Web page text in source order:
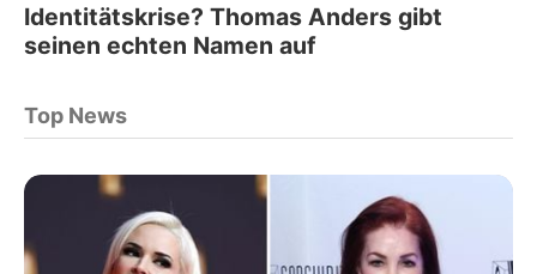
Identitätskrise? Thomas Anders gibt
seinen echten Namen auf
Top News